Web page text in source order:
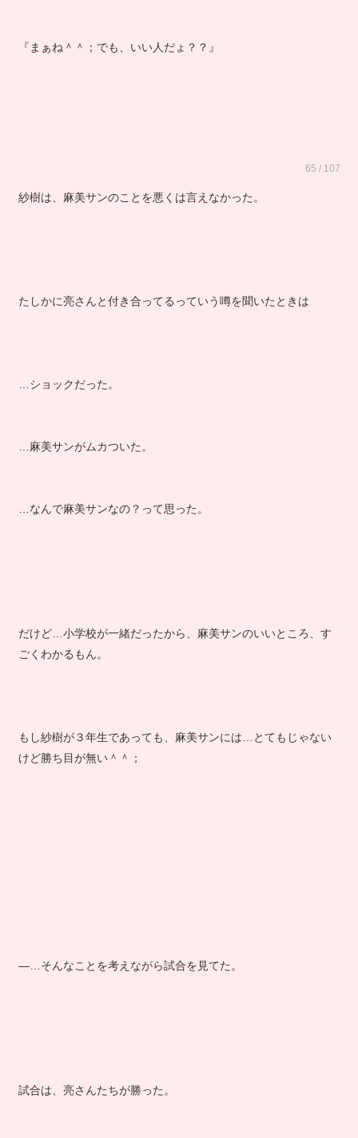
『まぁね＾＾；でも、いい人だょ？？』
65 / 107
紗樹は、麻美サンのことを悪くは言えなかった。
たしかに亮さんと付き合ってるっていう噂を聞いたときは
…ショックだった。
…麻美サンがムカついた。
…なんで麻美サンなの？って思った。
だけど…小学校が一緒だったから、麻美サンのいいところ、す
ごくわかるもん。
もし紗樹が３年生であっても、麻美サンには…とてもじゃない
けど勝ち目が無い＾＾；
―…そんなことを考えながら試合を見てた。
試合は、亮さんたちが勝った。